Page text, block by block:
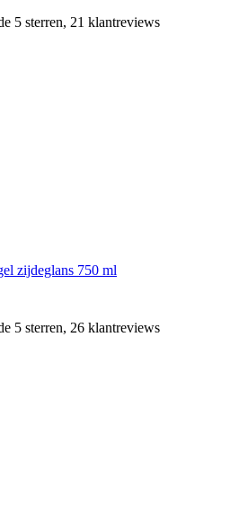
5 sterren, 21 klantreviews
zijdeglans 750 ml
5 sterren, 26 klantreviews